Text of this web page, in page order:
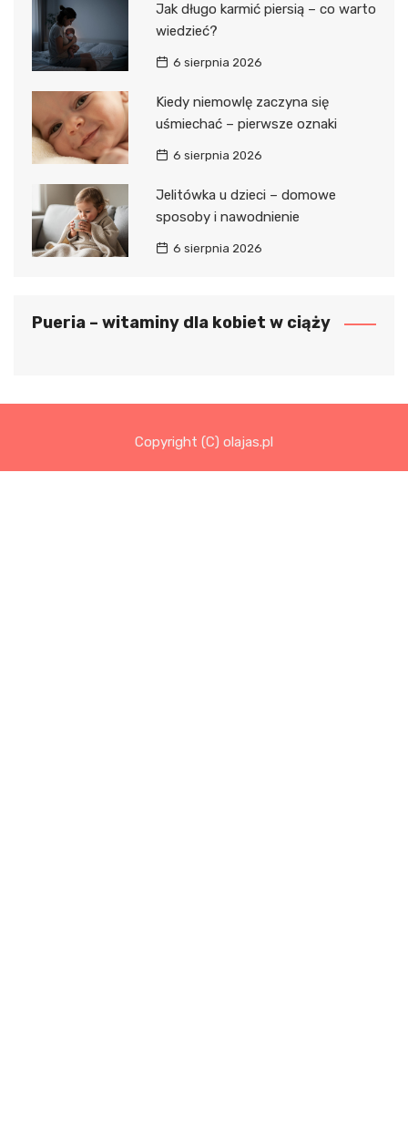
Jak długo karmić piersią – co warto
wiedzieć?
6 sierpnia 2026
Kiedy niemowlę zaczyna się
uśmiechać – pierwsze oznaki
6 sierpnia 2026
Jelitówka u dzieci – domowe
sposoby i nawodnienie
6 sierpnia 2026
Pueria – witaminy dla kobiet w ciąży
Copyright (C) olajas.pl